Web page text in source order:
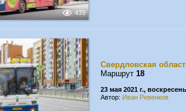
439
Свердловская
Маршрут 18
23 мая 2021 г.,
Автор: Иван Ревенков